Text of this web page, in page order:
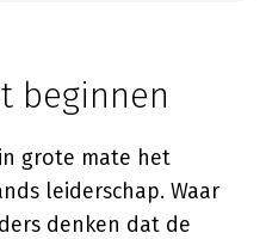
beginnen
grote mate het
leiderschap. Waar
denken dat de